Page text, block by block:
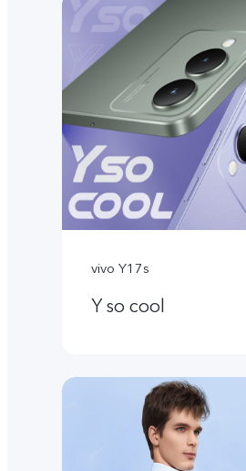
vivo Y17s
Y so cool